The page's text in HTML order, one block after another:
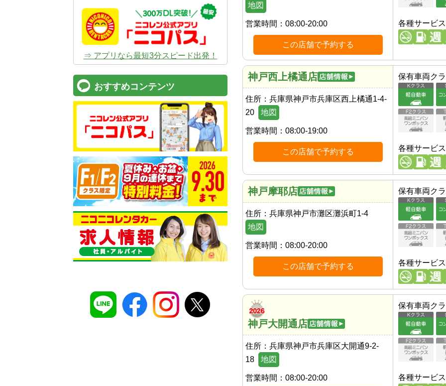
地図
営業時間： 08:00-20:00
この店舗で予約する
各種サービス
神戸西上橘通店
住所： 兵庫県神戸市兵庫区西上橘通1-4-
20
地図
営業時間： 08:00-19:00
この店舗で予約する
保有車両ク
各種サービス
神戸摩耶店
住所： 兵庫県神戸市灘区灘浜町1-4
地図
営業時間： 08:00-20:00
この店舗で予約する
保有車両ク
各種サービス
神戸大開通店
住所： 兵庫県神戸市兵庫区大開通9-2-
18
地図
営業時間： 08:00-20:00
保有車両ク
各種サービス
⇒ アプリなら最短3分スピード出発！
おすすめコンテンツ